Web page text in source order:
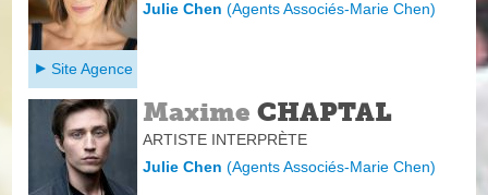
Julie Chen(Agents Associés-Marie Chen)
Site Agence
Maxime CHAPTAL
ARTISTE INTERPRÈTE
Julie Chen(Agents Associés-Marie Chen)